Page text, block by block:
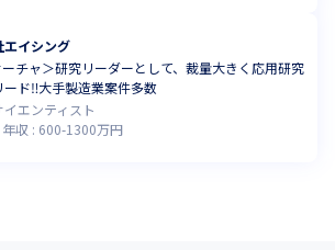
エイシング
ーチャ＞研究リーダーとして、裁量大きく応用研究
ード‼大手製造業案件多数
エンティスト
年収 : 600-1300万円